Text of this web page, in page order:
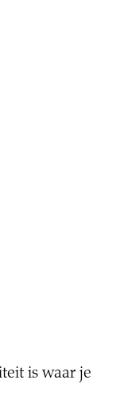
is waar je